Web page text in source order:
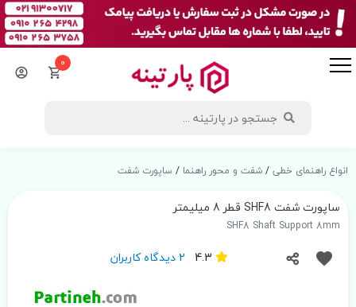
0
انواع راهنمای خطی/شفت و محور راهنما / ساپورت شفت
ساپورت شفت SHF8 قطر 8 میلیمتر
SHF8 Shaft Support 8mm
2 دیدگاه کاربران